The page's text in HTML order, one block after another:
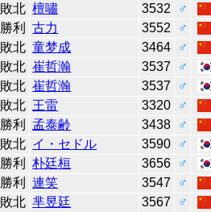
敗北 檀嘯 3532
♂
勝利 古力 3552
♂
敗北 童梦成 3464
♂
敗北 崔哲瀚 3537
♂
敗北 崔哲瀚 3537
♂
敗北 王雷 3320
♂
勝利 孟泰齢 3438
♂
敗北 イ・セドル 3590
♂
勝利 朴廷桓 3656
♂
勝利 連笑 3547
♂
敗北 芈昱廷 3567
♂